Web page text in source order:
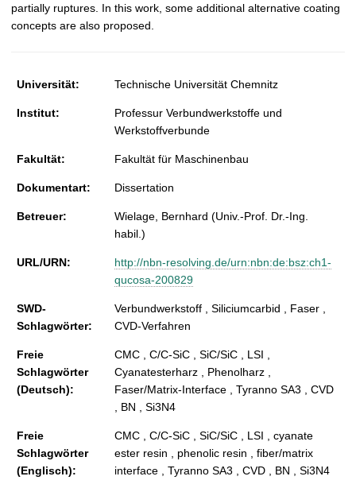
partially ruptures. In this work, some additional alternative coating
concepts are also proposed.
Universität: Technische Universität Chemnitz
Institut:
Professur Verbundwerkstoffe und
Werkstoffverbunde
Fakultät: Fakultät für Maschinenbau
Dokumentart: Dissertation
Betreuer:
Wielage, Bernhard (Univ.-Prof. Dr.-Ing.
habil.)
URL/URN:
http://nbn-resolving.de/urn:nbn:de:bsz:ch1-
qucosa-200829
SWD-
Schlagwörter:
Verbundwerkstoff , Siliciumcarbid , Faser ,
CVD-Verfahren
Freie
Schlagwörter
(Deutsch):
CMC , C/C-SiC , SiC/SiC , LSI ,
Cyanatesterharz , Phenolharz ,
Faser/Matrix-Interface , Tyranno SA3 , CVD
, BN , Si3N4
Freie
Schlagwörter
(Englisch):
CMC , C/C-SiC , SiC/SiC , LSI , cyanate
ester resin , phenolic resin , fiber/matrix
interface , Tyranno SA3 , CVD , BN , Si3N4